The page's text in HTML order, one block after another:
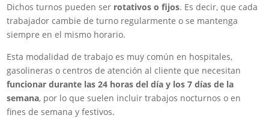
Dichos turnos pueden ser rotativos o fijos. Es decir, que cada
trabajador cambie de turno regularmente o se mantenga
siempre en el mismo horario.
Esta modalidad de trabajo es muy común en hospitales,
gasolineras o centros de atención al cliente que necesitan
funcionar durante las 24 horas del día y los 7 días de la
semana, por lo que suelen incluir trabajos nocturnos o en
fines de semana y festivos.